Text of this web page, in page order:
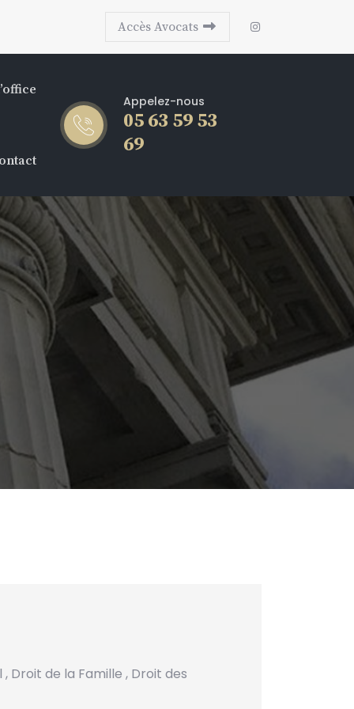
Accès Avocats
Appelez-nous
05 63 59 53
69
, Droit de la Famille , Droit des